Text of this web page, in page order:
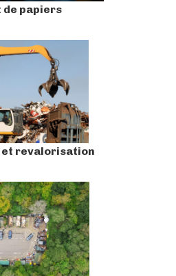
de papiers
et revalorisation